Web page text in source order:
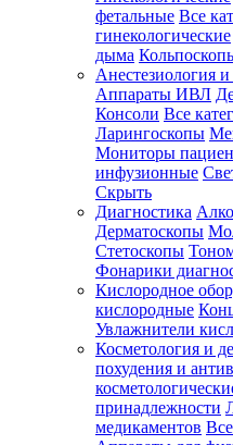
фетальные Все
гинекологические
дыма
Анестезиология
Аппараты ИВЛ
Консоли Все
Ларингоскопы
Мониторы
инфузионные
Скрыть
Диагностика
Дерматоскопы
Стетоскопы
Фонарики
Кислородное
кислородные
Увлажнители
Косметология и
похудения и
принадлежности
медикаментов